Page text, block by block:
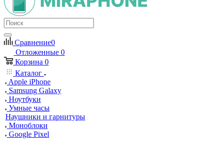
Сравнение0
Отложенные 0
Корзина 0
Каталог
Apple iPhone
Samsung Galaxy
Ноутбуки
Умные часы
Наушники и гарнитуры
Моноблоки
Google Pixel